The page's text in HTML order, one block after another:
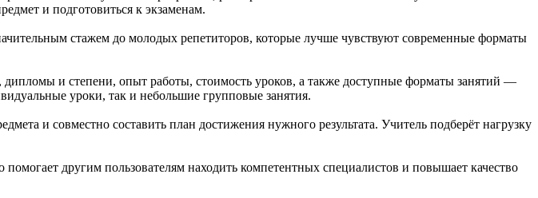
и подготовиться к экзаменам.
стажем до молодых репетиторов, которые лучше чувствуют современные форматы
и степени, опыт работы, стоимость уроков, а также доступные форматы занятий —
уроки, так и небольшие групповые занятия.
и совместно составить план достижения нужного результата. Учитель подберёт нагрузку
другим пользователям находить компетентных специалистов и повышает качество